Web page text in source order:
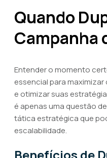
Quando
Campanha
Entender o momento
essencial para
e otimizar suas
é apenas uma questão
tática estratégica que
escalabilidade.